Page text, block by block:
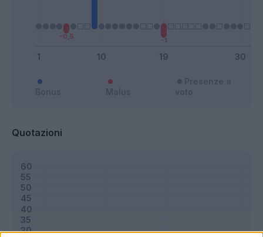
Quotazioni